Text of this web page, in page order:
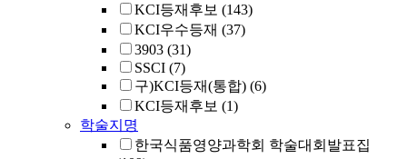
KCI등재후보 (143)
KCI우수등재 (37)
3903 (31)
SSCI (7)
구)KCI등재(통합) (6)
KCI등재후보 (1)
학술지명
한국식품영양과학회 학술대회발표집